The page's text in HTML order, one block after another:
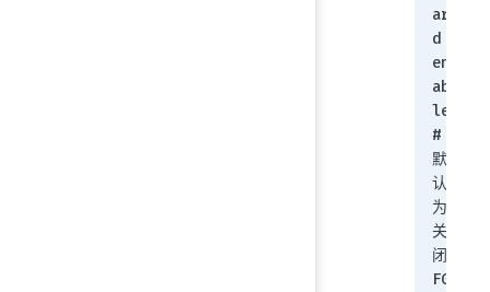
ar
d
en
ab
le
#
默
认
为
关
闭
FG